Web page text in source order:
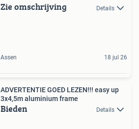
Zie omschrijving Details
Assen 18 jul 26
ADVERTENTIE GOED LEZEN!!! easy up
3x4,5m aluminium frame
Bieden Details